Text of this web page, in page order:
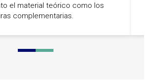
el material teórico como los
complementarias.
0 1 2 3